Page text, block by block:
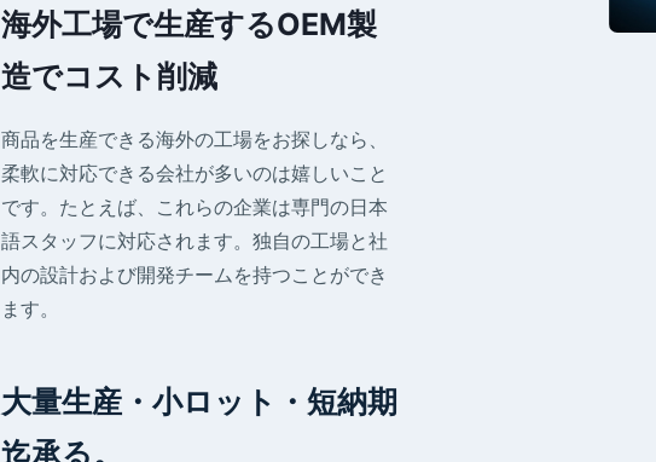
海外工場で生産するOEM製
造でコスト削減
商品を生産できる海外の工場をお探しなら、
柔軟に対応できる会社が多いのは嬉しいこと
です。たとえば、これらの企業は専門の日本
語スタッフに対応されます。独自の工場と社
内の設計および開発チームを持つことができ
ます。
大量生産・小ロット・短納期
迄承る。